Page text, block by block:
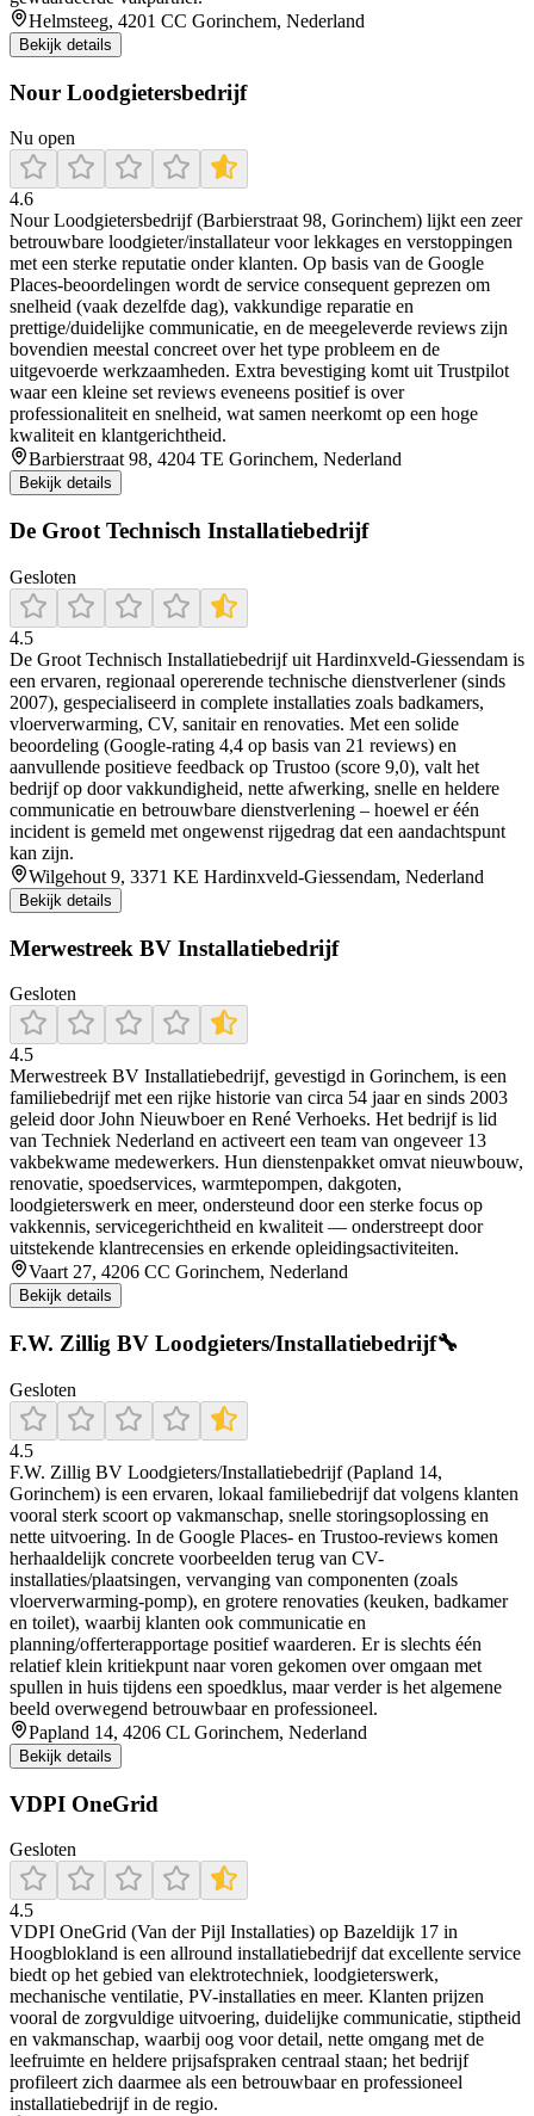
Helmsteeg, 4201 CC Gorinchem, Nederland
Bekijk details
Nour Loodgietersbedrijf
Nu open
4.6
Nour Loodgietersbedrijf (Barbierstraat 98, Gorinchem) lijkt een zeer
betrouwbare loodgieter/installateur voor lekkages en verstoppingen
met een sterke reputatie onder klanten. Op basis van de Google
Places-beoordelingen wordt de service consequent geprezen om
snelheid (vaak dezelfde dag), vakkundige reparatie en
prettige/duidelijke communicatie, en de meegeleverde reviews zijn
bovendien meestal concreet over het type probleem en de
uitgevoerde werkzaamheden. Extra bevestiging komt uit Trustpilot
waar een kleine set reviews eveneens positief is over
professionaliteit en snelheid, wat samen neerkomt op een hoge
kwaliteit en klantgerichtheid.
Barbierstraat 98, 4204 TE Gorinchem, Nederland
Bekijk details
De Groot Technisch Installatiebedrijf
Gesloten
4.5
De Groot Technisch Installatiebedrijf uit Hardinxveld‑Giessendam is
een ervaren, regionaal opererende technische dienstverlener (sinds
2007), gespecialiseerd in complete installaties zoals badkamers,
vloerverwarming, CV, sanitair en renovaties. Met een solide
beoordeling (Google-rating 4,4 op basis van 21 reviews) en
aanvullende positieve feedback op Trustoo (score 9,0), valt het
bedrijf op door vakkundigheid, nette afwerking, snelle en heldere
communicatie en betrouwbare dienstverlening – hoewel er één
incident is gemeld met ongewenst rijgedrag dat een aandachtspunt
kan zijn.
Wilgehout 9, 3371 KE Hardinxveld-Giessendam, Nederland
Bekijk details
Merwestreek BV Installatiebedrijf
Gesloten
4.5
Merwestreek BV Installatiebedrijf, gevestigd in Gorinchem, is een
familiebedrijf met een rijke historie van circa 54 jaar en sinds 2003
geleid door John Nieuwboer en René Verhoeks. Het bedrijf is lid
van Techniek Nederland en activeert een team van ongeveer 13
vakbekwame medewerkers. Hun dienstenpakket omvat nieuwbouw,
renovatie, spoedservices, warmtepompen, dakgoten,
loodgieterswerk en meer, ondersteund door een sterke focus op
vakkennis, servicegerichtheid en kwaliteit — onderstreept door
uitstekende klantrecensies en erkende opleidingsactiviteiten.
Vaart 27, 4206 CC Gorinchem, Nederland
Bekijk details
F.W. Zillig BV Loodgieters/Installatiebedrijf🔧
Gesloten
4.5
F.W. Zillig BV Loodgieters/Installatiebedrijf (Papland 14,
Gorinchem) is een ervaren, lokaal familiebedrijf dat volgens klanten
vooral sterk scoort op vakmanschap, snelle storingsoplossing en
nette uitvoering. In de Google Places- en Trustoo-reviews komen
herhaaldelijk concrete voorbeelden terug van CV-
installaties/plaatsingen, vervanging van componenten (zoals
vloerverwarming-pomp), en grotere renovaties (keuken, badkamer
en toilet), waarbij klanten ook communicatie en
planning/offerterapportage positief waarderen. Er is slechts één
relatief klein kritiekpunt naar voren gekomen over omgaan met
spullen in huis tijdens een spoedklus, maar verder is het algemene
beeld overwegend betrouwbaar en professioneel.
Papland 14, 4206 CL Gorinchem, Nederland
Bekijk details
VDPI OneGrid
Gesloten
4.5
VDPI OneGrid (Van der Pijl Installaties) op Bazeldijk 17 in
Hoogblokland is een allround installatiebedrijf dat excellente service
biedt op het gebied van elektrotechniek, loodgieterswerk,
mechanische ventilatie, PV-installaties en meer. Klanten prijzen
vooral de zorgvuldige uitvoering, duidelijke communicatie, stiptheid
en vakmanschap, waarbij oog voor detail, nette omgang met de
leefruimte en heldere prijsafspraken centraal staan; het bedrijf
profileert zich daarmee als een betrouwbaar en professioneel
installatiebedrijf in de regio.